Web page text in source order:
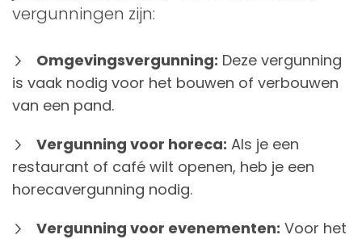
vergunningen zijn:
Omgevingsvergunning: Deze vergunning
is vaak nodig voor het bouwen of verbouwen
van een pand.
Vergunning voor horeca: Als je een
restaurant of café wilt openen, heb je een
horecavergunning nodig.
Vergunning voor evenementen: Voor het